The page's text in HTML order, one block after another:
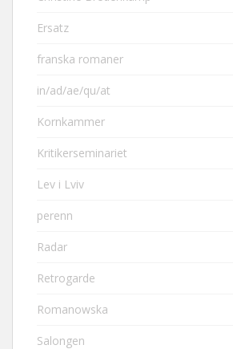
Ersatz
franska romaner
in/ad/ae/qu/at
Kornkammer
Kritikerseminariet
Lev i Lviv
perenn
Radar
Retrogarde
Romanowska
Salongen